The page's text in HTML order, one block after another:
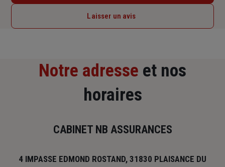
Laisser un avis
Notre adresse et nos
horaires
CABINET NB ASSURANCES
4 IMPASSE EDMOND ROSTAND, 31830 PLAISANCE DU